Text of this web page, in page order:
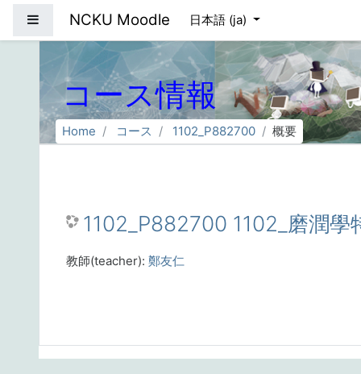
サイドパネル
NCKU Moodle 日本語 ‎(ja)‎
コース情報
Home コース 1102_P882700 概要
1102_P882700 1102_磨潤學
教師(teacher): 鄭友仁